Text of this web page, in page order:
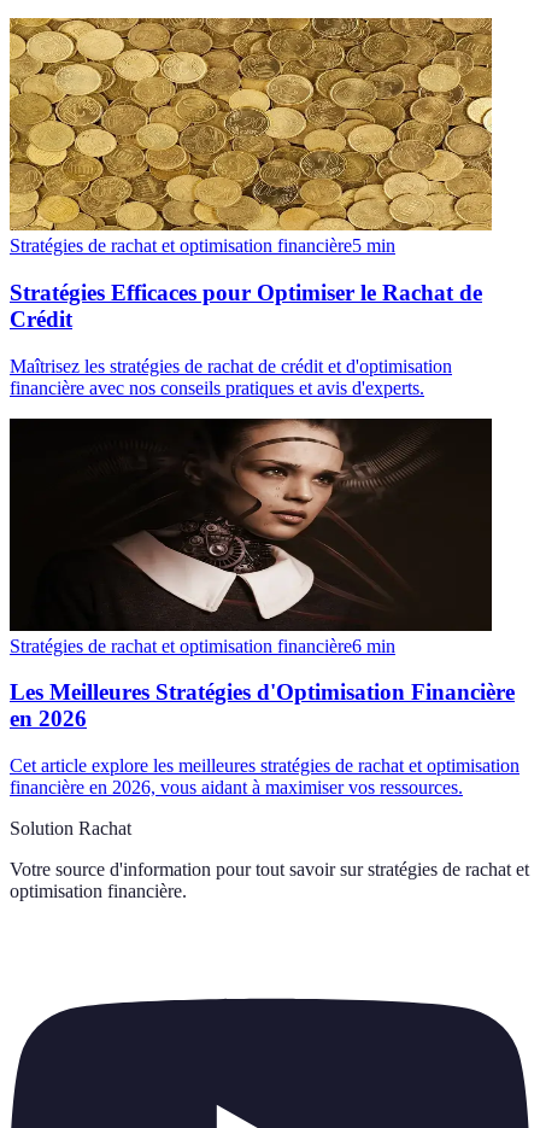
Stratégies de rachat et optimisation financière5 min
Stratégies Efficaces pour Optimiser le Rachat de
Crédit
Maîtrisez les stratégies de rachat de crédit et d'optimisation
financière avec nos conseils pratiques et avis d'experts.
Stratégies de rachat et optimisation financière6 min
Les Meilleures Stratégies d'Optimisation Financière
en 2026
Cet article explore les meilleures stratégies de rachat et optimisation
financière en 2026, vous aidant à maximiser vos ressources.
Solution Rachat
Votre source d'information pour tout savoir sur stratégies de rachat et
optimisation financière.